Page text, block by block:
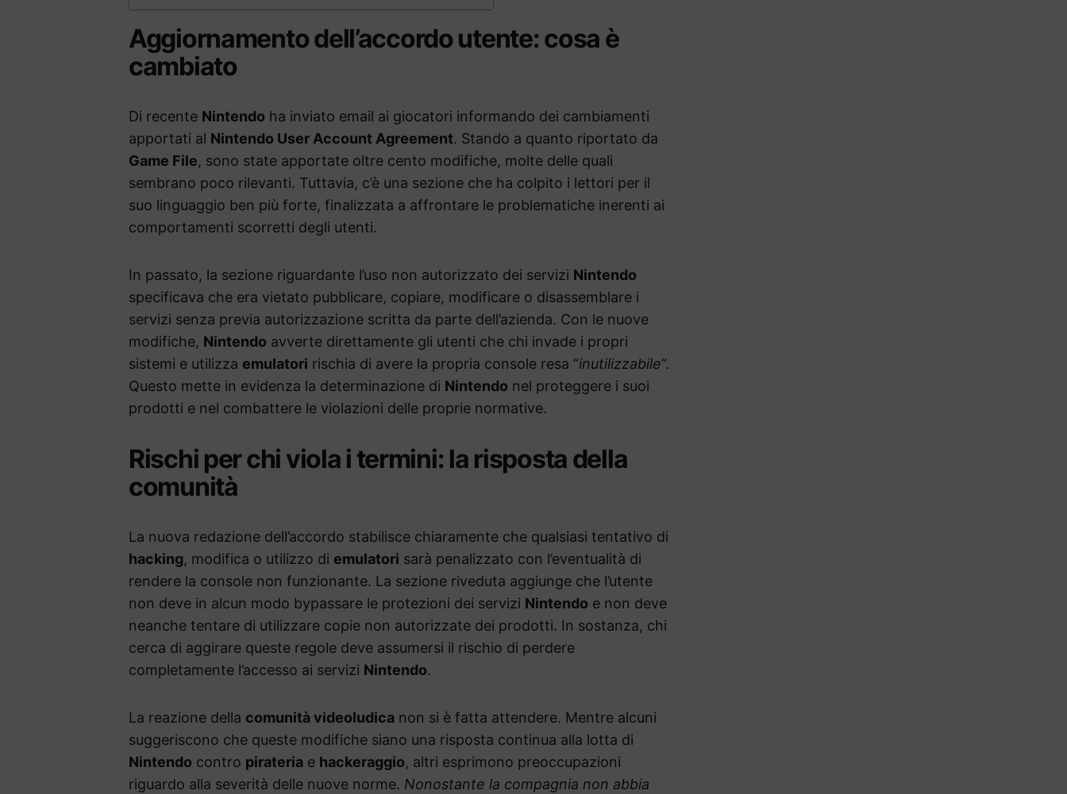
Aggiornamento dell’accordo utente: cosa è
cambiato
Di recente Nintendo ha inviato email ai giocatori informando dei cambiamenti
apportati al Nintendo User Account Agreement. Stando a quanto riportato da
Game File, sono state apportate oltre cento modifiche, molte delle quali
sembrano poco rilevanti. Tuttavia, c’è una sezione che ha colpito i lettori per il
suo linguaggio ben più forte, finalizzata a affrontare le problematiche inerenti ai
comportamenti scorretti degli utenti.
In passato, la sezione riguardante l’uso non autorizzato dei servizi Nintendo
specificava che era vietato pubblicare, copiare, modificare o disassemblare i
servizi senza previa autorizzazione scritta da parte dell’azienda. Con le nuove
modifiche, Nintendo avverte direttamente gli utenti che chi invade i propri
sistemi e utilizza emulatori rischia di avere la propria console resa “inutilizzabile“.
Questo mette in evidenza la determinazione di Nintendo nel proteggere i suoi
prodotti e nel combattere le violazioni delle proprie normative.
Rischi per chi viola i termini: la risposta della
comunità
La nuova redazione dell’accordo stabilisce chiaramente che qualsiasi tentativo di
hacking, modifica o utilizzo di emulatori sarà penalizzato con l’eventualità di
rendere la console non funzionante. La sezione riveduta aggiunge che l’utente
non deve in alcun modo bypassare le protezioni dei servizi Nintendo e non deve
neanche tentare di utilizzare copie non autorizzate dei prodotti. In sostanza, chi
cerca di aggirare queste regole deve assumersi il rischio di perdere
completamente l’accesso ai servizi Nintendo.
La reazione della comunità videoludica non si è fatta attendere. Mentre alcuni
suggeriscono che queste modifiche siano una risposta continua alla lotta di
Nintendo contro pirateria e hackeraggio, altri esprimono preoccupazioni
riguardo alla severità delle nuove norme. Nonostante la compagnia non abbia